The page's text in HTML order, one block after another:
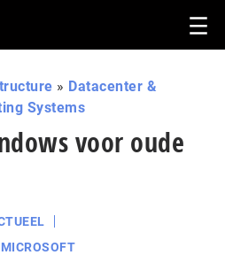
» Datacenter &
Systems
voor oude
MICROSOFT